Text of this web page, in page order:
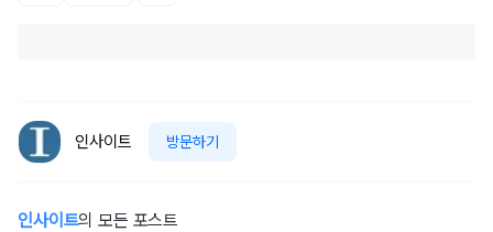
인사이트 방문하기
인사이트의 모든 포스트